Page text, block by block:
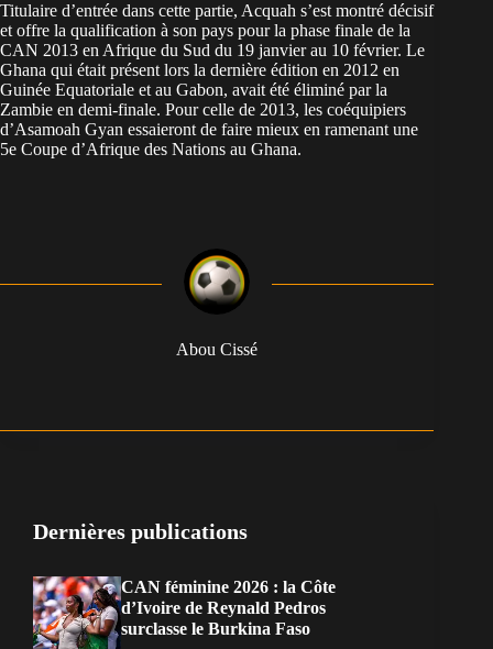
Titulaire d’entrée dans cette partie, Acquah s’est montré décisif
et offre la qualification à son pays pour la phase finale de la
CAN 2013 en Afrique du Sud du 19 janvier au 10 février. Le
Ghana qui était présent lors la dernière édition en 2012 en
Guinée Equatoriale et au Gabon, avait été éliminé par la
Zambie en demi-finale. Pour celle de 2013, les coéquipiers
d’Asamoah Gyan essaieront de faire mieux en ramenant une
5e Coupe d’Afrique des Nations au Ghana.
Abou Cissé
Dernières publications
CAN féminine 2026 : la Côte
d’Ivoire de Reynald Pedros
surclasse le Burkina Faso